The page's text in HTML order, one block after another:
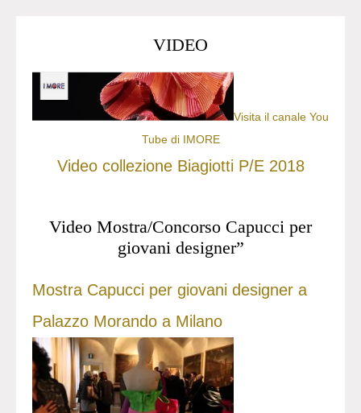
VIDEO
Visita il canale You
Tube di IMORE
Video collezione Biagiotti P/E 2018
Video Mostra/Concorso Capucci per
giovani designer”
Mostra Capucci per giovani designer a
Palazzo Morando a Milano